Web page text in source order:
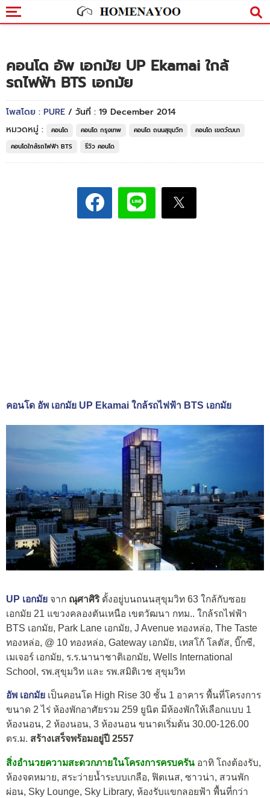
คอนโด อัพ เอกมัย UP Ekamai ใกล้
รถไฟฟ้า BTS เอกมัย
โพสโดย : PURE / วันที่ : 19 December 2014
หมวดหมู่ :
คอนโด คอนโด กรุงเทพ คอนโด ถนนสุขุมวิท
คอนโด เขตวัฒนา
คอนโดใกล้รถไฟฟ้า BTS
รีวิว คอนโด
คอนโด อัพ เอกมัย UP Ekamai ใกล้รถไฟฟ้า BTS เอกมัย
UP เอกมัย จาก ณุศาศิริตั้งอยู่บนถนนสุขุมวิท 63 ใกล้กับซอย
เอกมัย 21 แขวงคลองตันเหนือ เขตวัฒนา กทม.. ใกล้รถไฟฟ้า
BTS เอกมัย, Park Lane เอกมัย, J Avenue ทองหล่อ, The Taste
ทองหล่อ, @ 10 ทองหล่อ, Gateway เอกมัย, เทสโก้ โลตัส, บิ๊กซี,
เมเจอร์ เอกมัย, ร.ร.นานาชาติเอกมัย, Wells International
School, รพ.สุขุมวิท และ รพ.สมิติเวช สุขุมวิท
อัพ เอกมัย เป็นคอนโด High Rise 30 ชั้น 1 อาคาร พื้นที่โครงการ
ขนาด 2 ไร่ ห้องพักอาศัยรวม 259 ยูนิต มีห้องพักให้เลือกแบบ 1
ห้องนอน, 2 ห้องนอน, 3 ห้องนอน ขนาดเริ่มต้น 30.00-126.00
ตร.ม. สร้างเสร็จพร้อมอยู่ปี 2557
สิ่งอำนวยความสะดวกภายในโครงการครบครัน อาทิ โถงต้องรับ,
ห้องจดหมาย, สระว่ายน้ำระบบเกลือ, ฟิตเนส, ซาวน่า, สวนพัก
ผ่อน, Sky Lounge, Sky Library, ห้องรับแขกลอยฟ้า พื้นที่กว่า